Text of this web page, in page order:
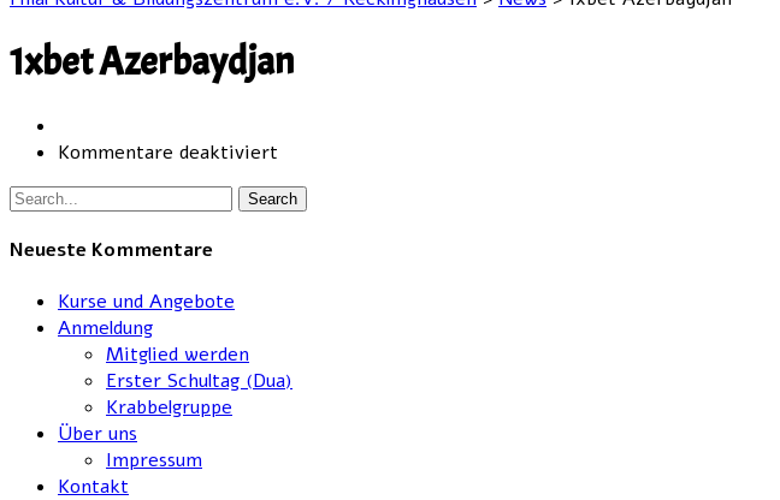
1xbet Azerbaydjan
Kommentare deaktiviert
Search
Neueste Kommentare
Kurse und Angebote
Anmeldung
Mitglied werden
Erster Schultag (Dua)
Krabbelgruppe
Über uns
Impressum
Kontakt